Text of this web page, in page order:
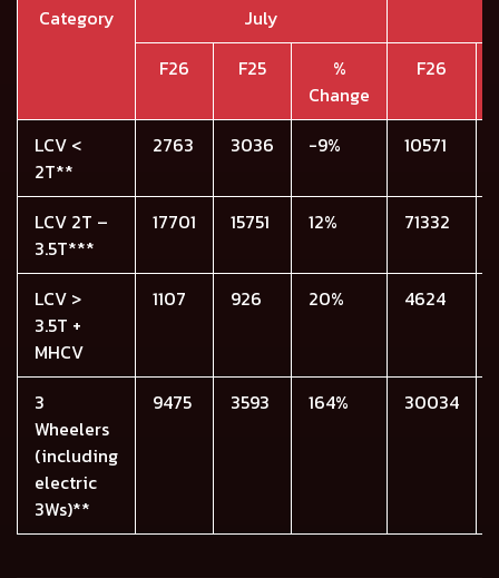
Category
July
F26
F25
%
Change
F26
LCV <
2T**
2763 3036 -9% 10571
LCV 2T –
3.5T***
17701 15751 12% 71332
LCV >
3.5T +
MHCV
1107 926 20% 4624
3
Wheelers
(including
electric
3Ws)**
9475 3593 164% 30034